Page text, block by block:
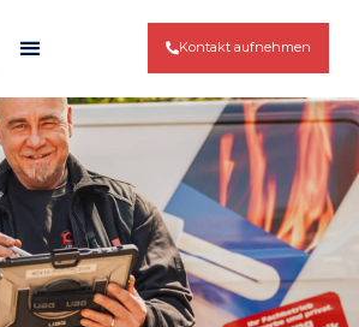
Kontakt aufnehmen